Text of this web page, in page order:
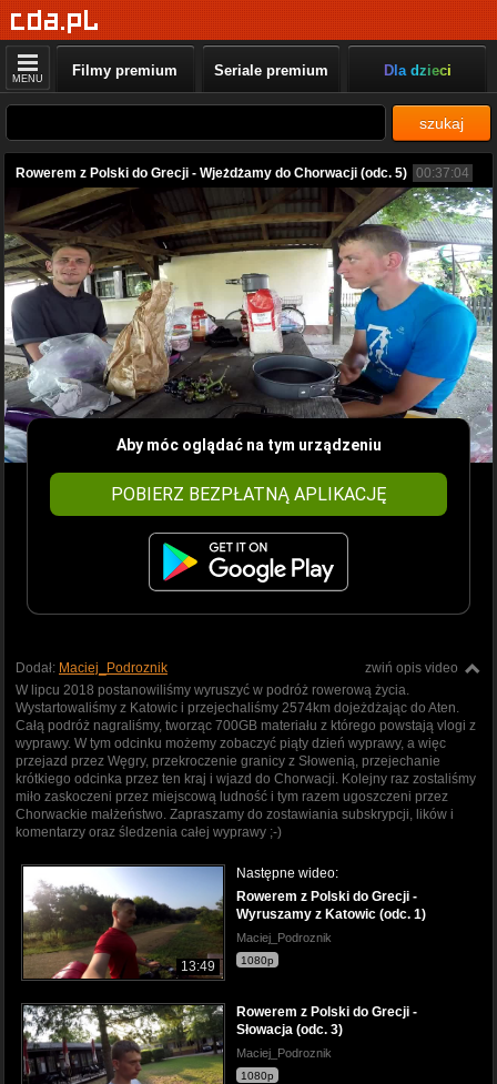
MENU Filmy premium Seriale premium Dla dzieci
szukaj
Rowerem z Polski do Grecji - Wjeżdżamy do Chorwacji (odc. 5) 00:37:04
Aby móc oglądać na tym urządzeniu
POBIERZ BEZPŁATNĄ APLIKACJĘ
zwiń opis video
Dodał: Maciej_Podroznik
W lipcu 2018 postanowiliśmy wyruszyć w podróż rowerową życia.
Wystartowaliśmy z Katowic i przejechaliśmy 2574km dojeżdżając do Aten.
Całą podróż nagraliśmy, tworząc 700GB materiału z którego powstają vlogi z
wyprawy. W tym odcinku możemy zobaczyć piąty dzień wyprawy, a więc
przejazd przez Węgry, przekroczenie granicy z Słowenią, przejechanie
krótkiego odcinka przez ten kraj i wjazd do Chorwacji. Kolejny raz zostaliśmy
miło zaskoczeni przez miejscową ludność i tym razem ugoszczeni przez
Chorwackie małżeństwo. Zapraszamy do zostawiania subskrypcji, lików i
komentarzy oraz śledzenia całej wyprawy ;-)
13:49
Następne wideo:
Rowerem z Polski do Grecji -
Wyruszamy z Katowic (odc. 1)
Maciej_Podroznik
1080p
Rowerem z Polski do Grecji -
Słowacja (odc. 3)
Maciej_Podroznik
1080p